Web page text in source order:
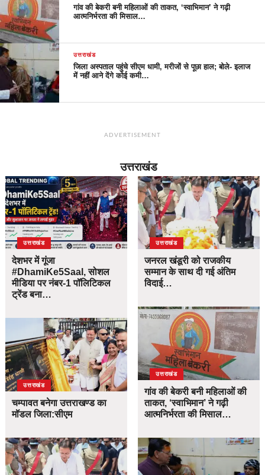
गांव की बेकरी बनी महिलाओं की ताकत, ‘स्वाभिमान’ ने गढ़ी
आत्मनिर्भरता की मिसाल…
उत्तराखंड
जिला अस्पताल पहुंचे सीएम धामी, मरीजों से पूछा हाल; बोले- इलाज
में नहीं आने देंगे कोई कमी…
ADVERTISEMENT
उत्तराखंड
उत्तराखंड
देशभर में गूंजा
#DhamiKe5Saal, सोशल
मीडिया पर नंबर-1 पॉलिटिकल
ट्रेंड बना…
उत्तराखंड
चम्पावत बनेगा उत्तराखण्ड का
मॉडल जिला:सीएम
उत्तराखंड
जनरल खंडूरी को राजकीय
सम्मान के साथ दी गई अंतिम
विदाई…
उत्तराखंड
गांव की बेकरी बनी महिलाओं की
ताकत, ‘स्वाभिमान’ ने गढ़ी
आत्मनिर्भरता की मिसाल…